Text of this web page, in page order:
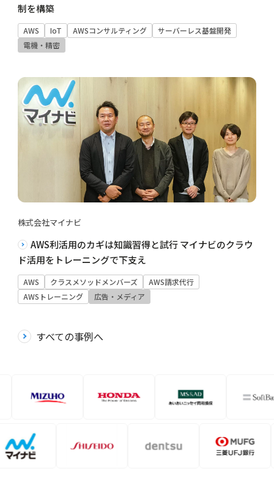
制を構築
AWS IoT AWSコンサルティング
サーバーレス基盤開発
電機・精密
株式会社マイナビ
AWS利活用のカギは知識習得と試行 マイナビのクラウ
ド活用をトレーニングで下支え
AWS クラスメソッドメンバーズ
AWS請求代行
AWSトレーニング
広告・メディア
すべての事例へ